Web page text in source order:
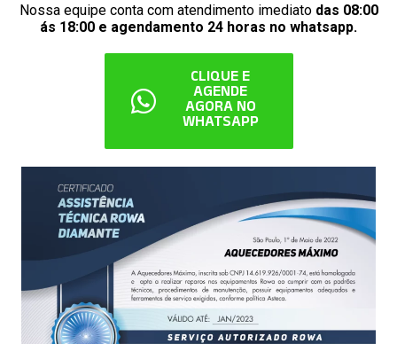
Nossa equipe conta com atendimento imediato das 08:00
ás 18:00 e agendamento 24 horas no whatsapp.
CLIQUE E
AGENDE
AGORA NO
WHATSAPP